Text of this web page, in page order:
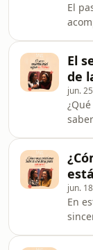
El
El
de
jun.
en el
jun.
En